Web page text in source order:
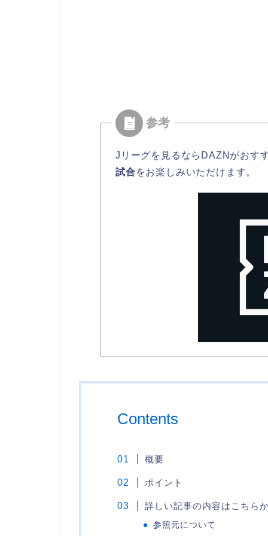
Jリーグを見るならDAZNがおす
試合をお楽しみいただけます。
Contents
概要
ポイント
詳しい記事の内容はこちら
参照元について